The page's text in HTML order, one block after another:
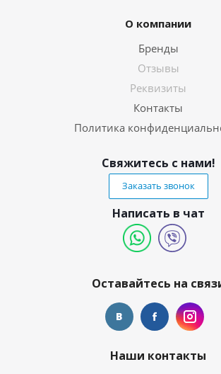
О компании
Бренды
Отзывы
Реквизиты
Контакты
Политика
Свяжитесь с нами!
Заказать звонок
Написать в чат
Оставайтесь на
Наши контакты